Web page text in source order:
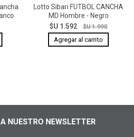
Lotto Sibari FUTBOL CANCHA
MD Hombre - Negro
$U 1.592
$U 1.990
NUESTRO NEWSLETTER